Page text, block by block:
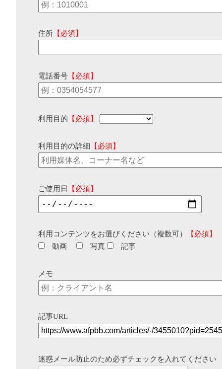
住所 【必須】
電話番号 【必須】
利用目的 【必須】
利用目的の詳細 【必須】
ご使用日 【必須】
利用コンテンツをお選びください（複数可）
【必須】
動画
写真 記事
メモ
記事URL
迷惑メール防止のため必ずチェックを入れてください